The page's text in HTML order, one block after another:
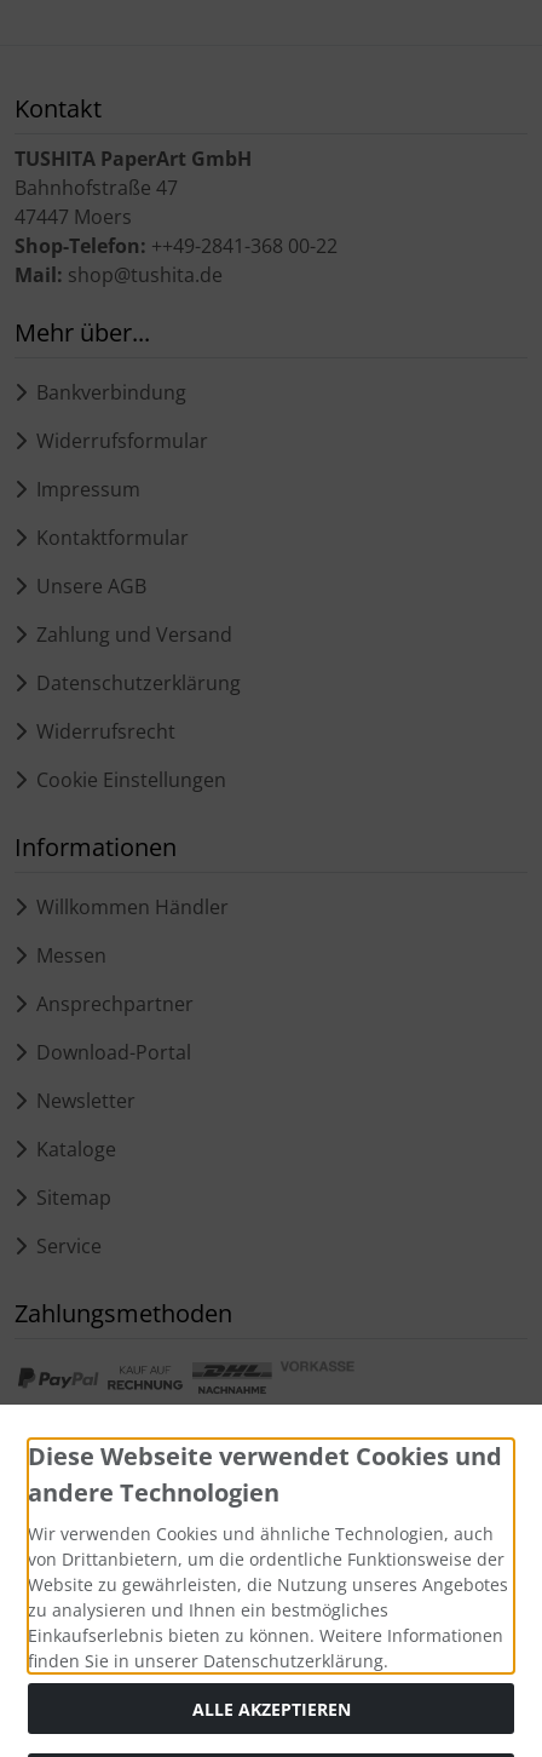
Kontakt
TUSHITA PaperArt GmbH
Bahnhofstraße 47
47447 Moers
Shop-Telefon: ++49-2841-368 00-22
Mail: shop@tushita.de
Mehr über...
Bankverbindung
Widerrufsformular
Impressum
Kontaktformular
Unsere AGB
Zahlung und Versand
Datenschutzerklärung
Widerrufsrecht
Cookie Einstellungen
Informationen
Willkommen Händler
Messen
Ansprechpartner
Download-Portal
Newsletter
Kataloge
Sitemap
Service
Zahlungsmethoden
Diese Webseite verwendet Cookies und
andere Technologien
Wir verwenden Cookies und ähnliche Technologien, auch
von Drittanbietern, um die ordentliche Funktionsweise der
Website zu gewährleisten, die Nutzung unseres Angebotes
zu analysieren und Ihnen ein bestmögliches
Einkaufserlebnis bieten zu können. Weitere Informationen
finden Sie in unserer Datenschutzerklärung.
ALLE AKZEPTIEREN